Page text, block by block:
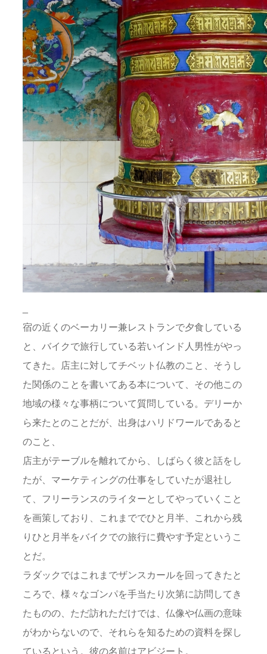
宿の近くのベーカリー兼レストランで夕食している
と、バイクで旅行している若いインド人男性がやっ
てきた。店主に対してチベット仏教のこと、そうし
た関係のことを書いてある本について、その他この
地域の様々な事柄について質問している。デリーか
ら来たとのことだが、出身はハリドワールであると
のこと、
店主がテーブルを離れてから、しばらく彼と話をし
たが、マーケティングの仕事をしていたが退社し
て、フリーランスのライターとしてやっていくこと
を画策しており、これまででひと月半、これから残
りひと月半をバイクでの旅行に費やす予定というこ
とだ。
ラダックではこれまでザンスカールを回ってきたと
ころで、様々なゴンパを手当たり次第に訪問してき
たものの、ただ訪れただけでは、仏像や仏画の意味
がわからないので、それらを知るための資料を探し
ているという。彼の名前はアビジート。